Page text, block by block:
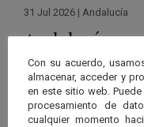
31 Jul 2026 | Andalucía
Andalucía se
solar de
región en
Leer más
Con su acuerdo,
almacenar, acceder y
en este sitio web.
procesamiento de
cualquier momento